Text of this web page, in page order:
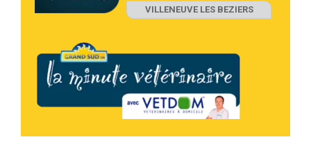
VILLENEUVE LES BEZIERS